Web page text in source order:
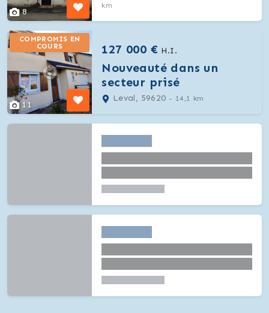
8
km
11
COMPROMIS EN
COURS
127 000 € H.I.
Nouveauté dans un
secteur prisé
Leval, 59620 - 14,1 km